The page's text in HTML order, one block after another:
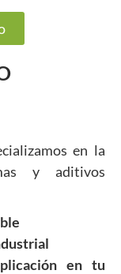
en la
y aditivos
en tu